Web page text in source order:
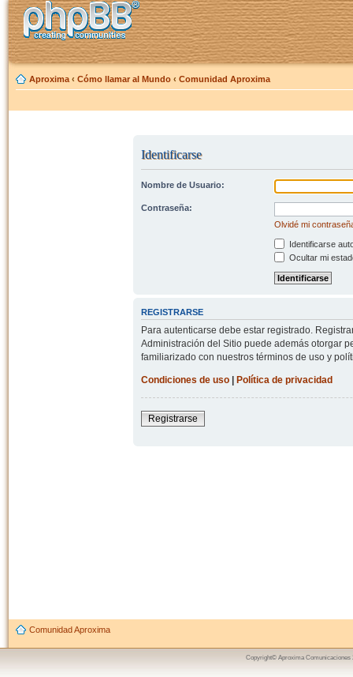
Aproxima ‹ Cómo llamar al Mundo ‹ Comunidad Aproxima
Identificarse
Nombre de Usuario:
Contraseña:
Olvidé mi
Identificarse
Ocultar mi
REGISTRARSE
Para autenticarse debe estar registrado.
Administración del Sitio puede además otorgar
familiarizado con nuestros términos de uso y
Condiciones de uso| Política de privacidad
Registrarse
Comunidad Aproxima
Copyright© Aproxima Comunicaciones